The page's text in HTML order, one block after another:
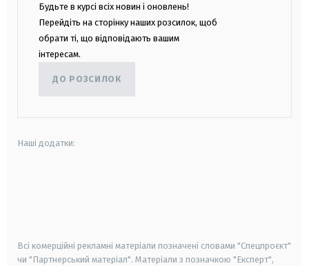
Будьте в курсі всіх новин і оновлень!
Перейдіть на сторінку наших розсилок, щоб
обрати ті, що відповідають вашим
інтересам.
ДО РОЗСИЛОК
Наші додатки:
Всі комерційні рекламні матеріали позначені словами "Спецпроєкт"
чи "Партнерський матеріал". Матеріали з позначкою "Експерт",